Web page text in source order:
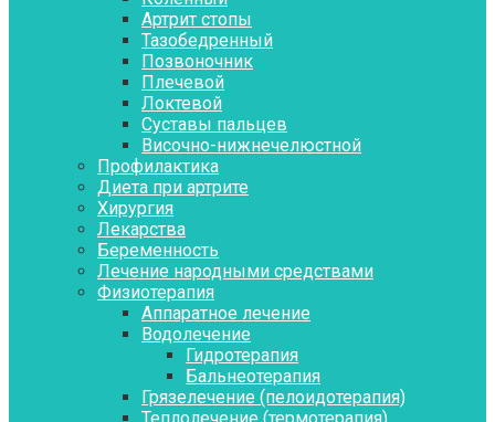
Артрит стопы
Тазобедренный
Позвоночник
Плечевой
Локтевой
Суставы пальцев
Височно-нижнечелюстной
Профилактика
Диета при артрите
Хирургия
Лекарства
Беременность
Лечение народными средствами
Физиотерапия
Аппаратное лечение
Водолечение
Гидротерапия
Бальнеотерапия
Грязелечение (пелоидотерапия)